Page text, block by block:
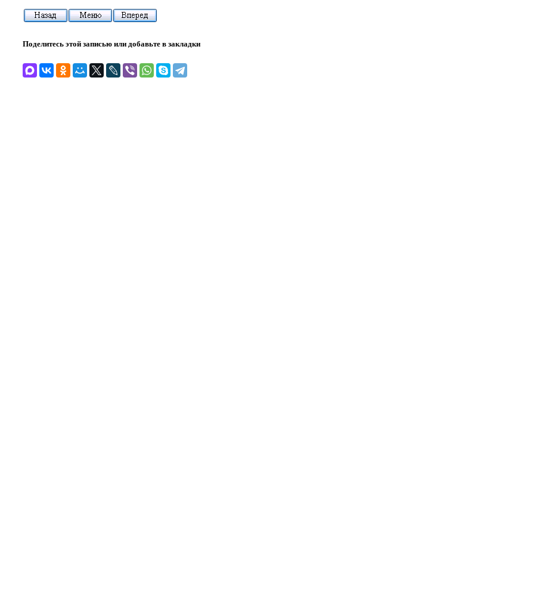
Поделитесь этой записью или добавьте в закладки